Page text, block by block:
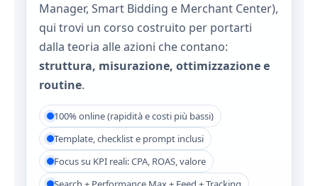
Manager, Smart Bidding e Merchant Center),
qui trovi un corso costruito per portarti
dalla teoria alle azioni che contano:
struttura, misurazione, ottimizzazione e
routine.
100% online (rapidità e costi più bassi)
Template, checklist e prompt inclusi
Focus su KPI reali: CPA, ROAS, valore